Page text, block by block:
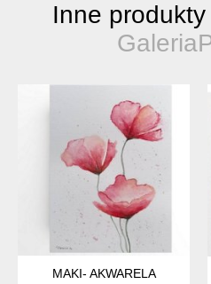
Inne
MAKI- AKWARELA